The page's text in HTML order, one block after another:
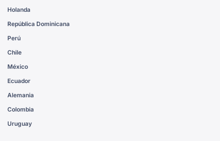
Holanda
República Dominicana
Perú
Chile
México
Ecuador
Alemania
Colombia
Uruguay